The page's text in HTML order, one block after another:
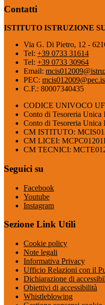
Contatti
ISTITUTO ISTRUZIONE
Via G. Di Pietro, 12 -
Tel: +39 0733 31614
Tel: +39 0733 30964
Email:
PEC:
C.F.: 80007340435
CODICE UNIVOCO
Conto di Tesoreria
Conto di Tesoreria
CM ISTITUTO:
CM LICEI:
CM TECNICI:
Seguici su
Facebook
Youtube
Instagram
Sezione Link Utili
Cookie policy
Note legali
Informativa Privacy
Ufficio Relazioni con il
Dichiarazione di
Obiettivi di accessibilità
Whistleblowing